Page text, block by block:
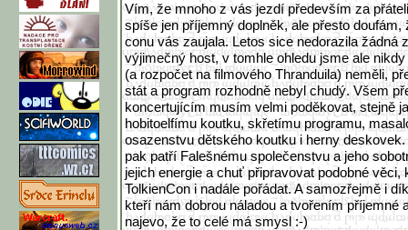
Vím, že mnoho z vás jezdí především za
spíše jen příjemný doplněk, ale přesto doufám,
conu vás zaujala. Letos sice nedorazila žádná
výjimečný host, v tomhle ohledu jsme ale
(a rozpočet na filmového Thranduila) neměli,
stát a program rozhodně nebyl chudý. Všem
koncertujícím musím velmi poděkovat, stejně
hobitoelfímu koutku, skřetímu programu,
osazenstvu dětského koutku i herny
pak patří Falešnému společenstvu a jeho
jejich energie a chuť připravovat podobné věci,
TolkienCon i nadále pořádat. A samozřejmě i
kteří nám dobrou náladou a tvořením příjemné
najevo, že to celé má smysl :-)